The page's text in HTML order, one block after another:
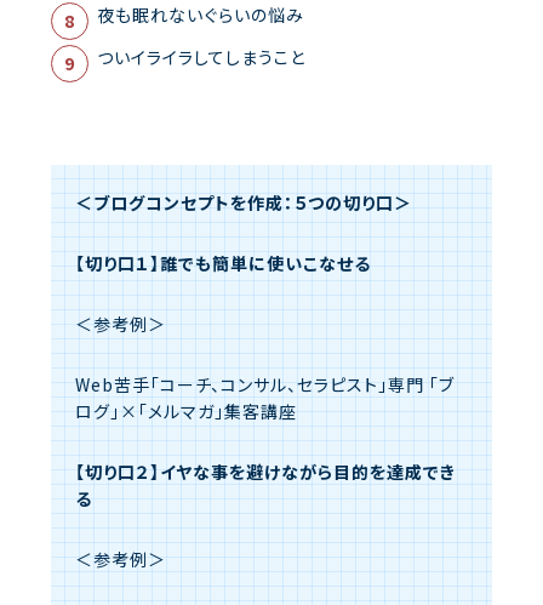
夜も眠れないぐらいの悩み
ついイライラしてしまうこと
＜ブログコンセプトを作成：５つの切り口＞
【切り口１】誰でも簡単に使いこなせる
＜参考例＞
Web苦手「コーチ、コンサル、セラピスト」専門「ブ
ログ」×「メルマガ」集客講座
【切り口２】イヤな事を避けながら目的を達成でき
る
＜参考例＞